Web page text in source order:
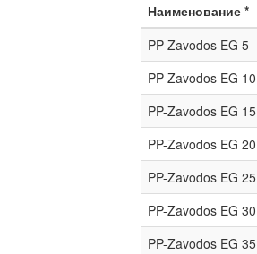
Наименование *
PP-Zavodos EG 5
PP-Zavodos EG 10
PP-Zavodos EG 15
PP-Zavodos EG 20
PP-Zavodos EG 25
PP-Zavodos EG 30
PP-Zavodos EG 35